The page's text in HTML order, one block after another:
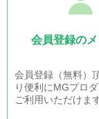
会員登録のメ
会員登録（無料）
り便利にMGプロ
ご利用いただけます